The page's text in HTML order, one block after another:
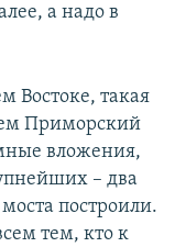
а надо в
Востоке, такая
Приморский
вложения,
– два
построили.
тем, кто к